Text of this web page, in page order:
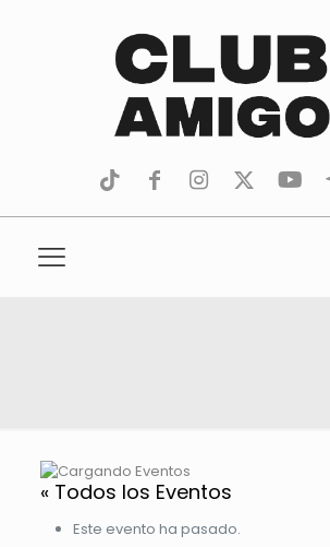
tiktokfacebookinstagram
Twitter
« Todos los Eventos
Este evento ha pasado.